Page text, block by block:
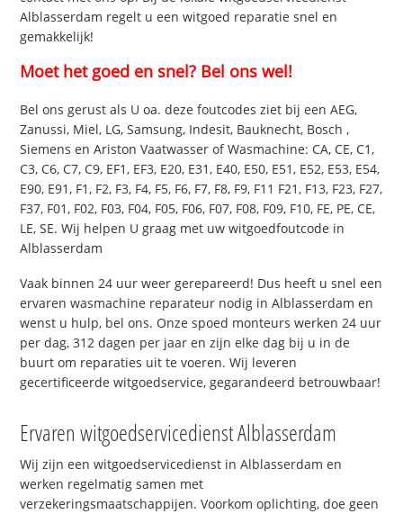
Alblasserdam regelt u een witgoed reparatie snel en
gemakkelijk!
Moet het goed en snel? Bel ons wel!
Bel ons gerust als U oa. deze foutcodes ziet bij een AEG,
Zanussi, Miel, LG, Samsung, Indesit, Bauknecht, Bosch ,
Siemens en Ariston Vaatwasser of Wasmachine: CA, CE, C1,
C3, C6, C7, C9, EF1, EF3, E20, E31, E40, E50, E51, E52, E53, E54,
E90, E91, F1, F2, F3, F4, F5, F6, F7, F8, F9, F11 F21, F13, F23, F27,
F37, F01, F02, F03, F04, F05, F06, F07, F08, F09, F10, FE, PE, CE,
LE, SE. Wij helpen U graag met uw witgoedfoutcode in
Alblasserdam
Vaak binnen 24 uur weer gerepareerd! Dus heeft u snel een
ervaren wasmachine reparateur nodig in Alblasserdam en
wenst u hulp, bel ons. Onze spoed monteurs werken 24 uur
per dag, 312 dagen per jaar en zijn elke dag bij u in de
buurt om reparaties uit te voeren. Wij leveren
gecertificeerde witgoedservice, gegarandeerd betrouwbaar!
Ervaren witgoedservicedienst Alblasserdam
Wij zijn een witgoedservicedienst in Alblasserdam en
werken regelmatig samen met
verzekeringsmaatschappijen. Voorkom oplichting, doe geen